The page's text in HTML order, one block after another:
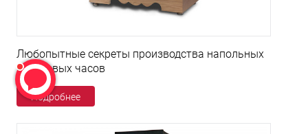
Любопытные секреты производства напольных
кварцевых часов
Подробнее